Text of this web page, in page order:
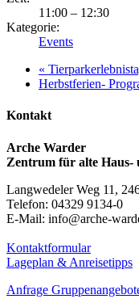
11:00 – 12:30
Kategorie:
Events
«
Herbstferien-
Kontakt
Arche Warder
Zentrum für alte Haus-
Langwedeler Weg 11,
Telefon: 04329 9134-0
E-Mail: info@arche-
Kontaktformular
Lageplan & Anreisetipps
Anfrage